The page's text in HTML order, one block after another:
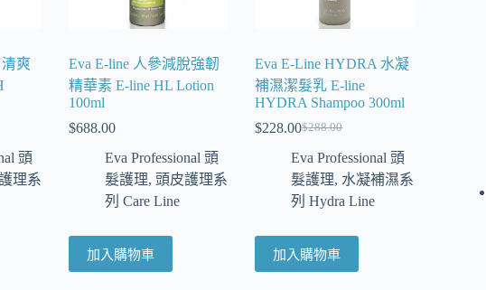
爽
頭
理系
Eva E-line 人參減脫強韌
精華素 E-line HL Lotion
100ml
$688.00
Eva Professional 頭
髮護理, 頭皮護理系
列 Care Line
加入購物車
Eva E-Line HYDRA 水凝
補濕潔髮乳 E-line
HYDRA Shampoo 300ml
$288.00
$228.00
Eva Professional 頭
髮護理, 水凝補濕系
列 Hydra Line
加入購物車